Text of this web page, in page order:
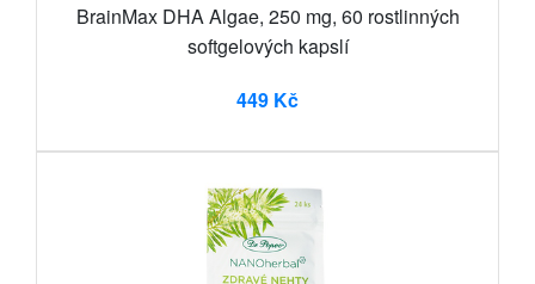
BrainMax DHA Algae, 250 mg, 60 rostlinných
softgelových kapslí
449 Kč